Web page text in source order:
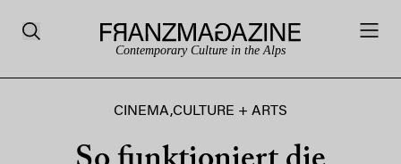
Contemporary Culture in the Alps
CINEMA,CULTURE + ARTS